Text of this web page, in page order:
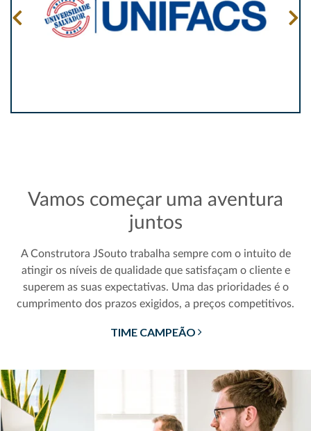
Vamos começar uma aventura
juntos
A Construtora JSouto trabalha sempre com o intuito de
atingir os níveis de qualidade que satisfaçam o cliente e
superem as suas expectativas. Uma das prioridades é o
cumprimento dos prazos exigidos, a preços competitivos.
TIME CAMPEÃO